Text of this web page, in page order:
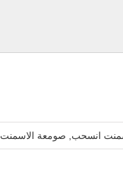
انسحب, صومعة الاسمنت